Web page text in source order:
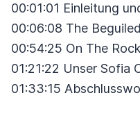
00:01:01 Einleitung
00:06:08 The Beguiled
00:54:25 On The
01:21:22 Unser Sofia
01:33:15